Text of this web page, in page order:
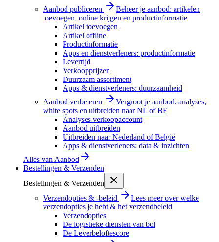
Aanbod publiceren
Beheer je aanbod: artikelen
toevoegen, online krijgen en productinformatie
Artikel toevoegen
Artikel offline
Productinformatie
Apps en dienstverleners: productinformatie
Levertijd
Verkoopprijzen
Duurzaam assortiment
Apps & dienstverleners: duurzaamheid
Aanbod verbeteren
Vergroot je aanbod: analyses,
white spots en uitbreiden naar NL of BE
Analyses verkoopaccount
Aanbod uitbreiden
Uitbreiden naar Nederland of België
Apps & dienstverleners: data & inzichten
Alles van Aanbod
Bestellingen & Verzenden
Bestellingen & Verzenden
Verzendopties & -beleid
Lees meer over welke
verzendopties je hebt & het verzendbeleid
Verzendopties
De logistieke diensten van bol
De Leverbeloftescore